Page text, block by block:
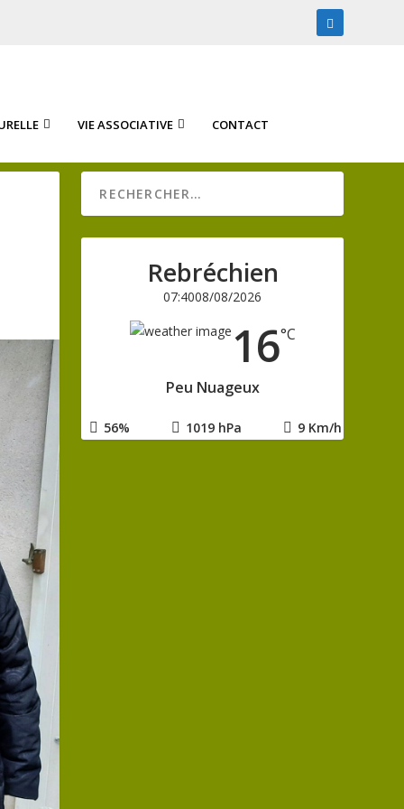
VIE ASSOCIATIVE CONTACT
Rebréchien
07:4008/08/2026
16°C
Peu Nuageux
56% 1019 hPa 9 Km/h